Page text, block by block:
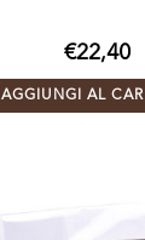
€22,40
AGGIUNGI AL